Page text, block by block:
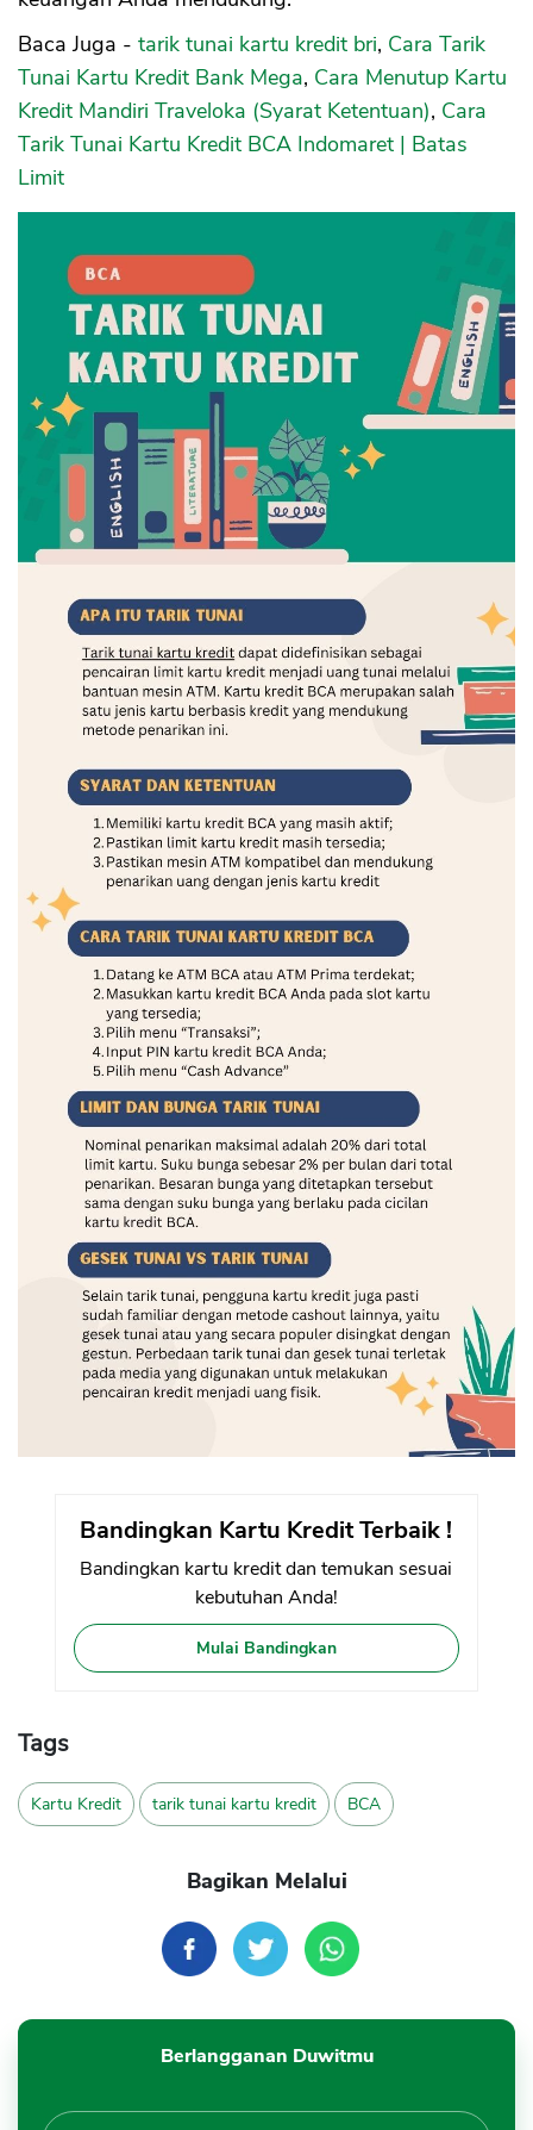
Baca Juga - tarik tunai kartu kredit bri, Cara Tarik
Tunai Kartu Kredit Bank Mega, Cara Menutup Kartu
Kredit Mandiri Traveloka (Syarat Ketentuan), Cara
Tarik Tunai Kartu Kredit BCA Indomaret | Batas
Limit
Bandingkan Kartu Kredit Terbaik !
Bandingkan kartu kredit dan temukan sesuai
kebutuhan Anda!
Mulai Bandingkan
Tags
Kartu Kredit tarik tunai kartu kredit BCA
Bagikan Melalui
Berlangganan Duwitmu